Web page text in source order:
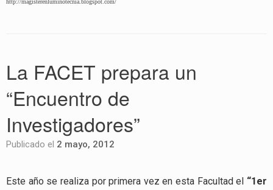
http://magisterenluminotecnia.blogspot.com/
La FACET prepara un
“Encuentro de
Investigadores”
Publicado el 2 mayo, 2012
Este año se realiza por primera vez en esta Facultad el “1er